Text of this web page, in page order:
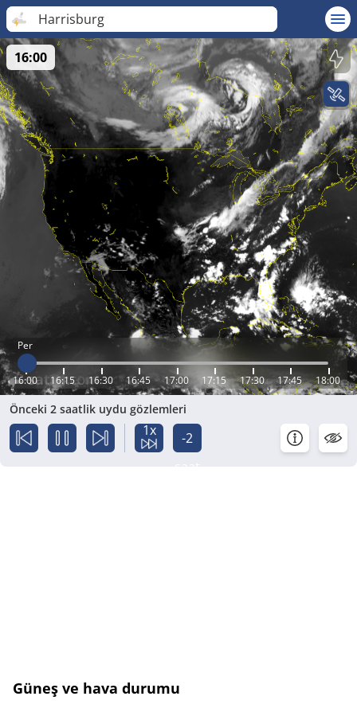
Harrisburg
Per
16:00 16:15 16:30 16:45 17:00 17:15 17:30 17:45 18:00
16:00
Önceki 2 saatlik uydu gözlemleri
1x
-2
Güneş ve hava durumu